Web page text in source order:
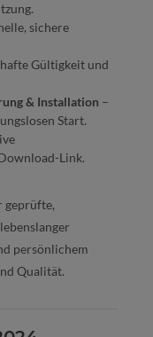
sichere
Gültigkeit und
& Installation –
Start.
Link.
geprüfte,
persönlichem
Qualität.